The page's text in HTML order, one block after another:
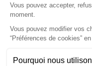
Vous pouvez accepter,
moment.
Vous pouvez modifier vos
“Préférences de cookies”
Pourquoi nous
Gérer mes cookies
Une question ? Nous